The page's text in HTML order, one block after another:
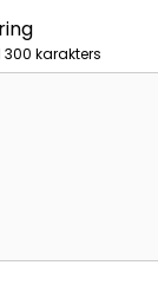
karakters